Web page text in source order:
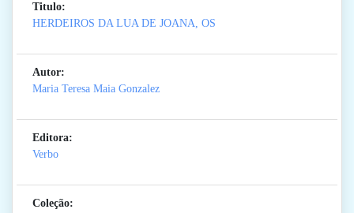
Titulo:
HERDEIROS DA LUA DE JOANA, OS
Autor:
Maria Teresa Maia Gonzalez
Editora:
Verbo
Coleção: